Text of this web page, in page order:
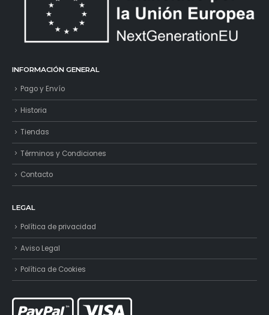
INFORMACIÓN GENERAL
Pago y Envío
Historia
Tiendas
Términos y Condiciones
Contacto
LEGAL
Política de privacidad
Aviso Legal
Política de Cookies